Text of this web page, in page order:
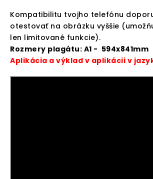
Kompatibilitu tvojho telefónu
otestovať na obrázku vyššie
len limitované funkcie).
Rozmery plagátu: A1 - 594x841mm
Aplikácia a výklad v aplikácii v